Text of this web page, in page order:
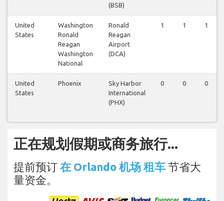
(BSB)
United
States
Washington
Ronald
Reagan
Washington
National
Ronald
Reagan
Airport
(DCA)
1 1 1
United
States
Phoenix
Sky Harbor
International
(PHX)
0 0 0
正在规划假期或商务旅行...
提前预订 在 Orlando 机场 租车 节省大
量资金。